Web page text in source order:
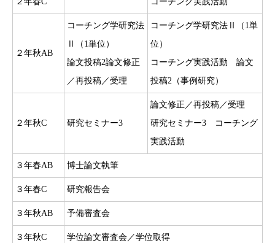
２年秋AB
コーチング学研究法
Ⅱ（1単位）
論文投稿2論文修正
／再投稿／受理
コーチング学研究法Ⅱ（1単
位）
コーチング実践活動 論文
投稿2（事例研究）
２年秋C 研究セミナー3
論文修正／再投稿／受理
研究セミナー3 コーチング
実践活動
３年春AB 博士論文執筆
３年春C 研究報告会
３年秋AB 予備審査会
３年秋C 学位論文審査会／学位取得